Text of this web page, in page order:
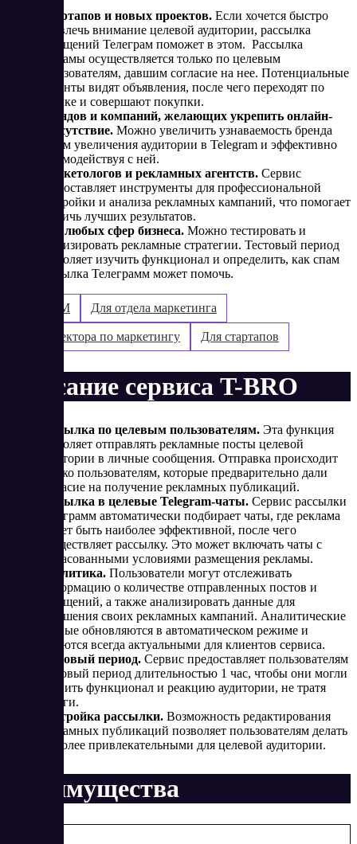
Стартапов и новых проектов. Если хочется быстро
привлечь внимание целевой аудитории, рассылка
сообщений Телеграм поможет в этом. Рассылка
рекламы осуществляется только по целевым
пользователям, давшим согласие на нее. Потенциальные
клиенты видят объявления, после чего переходят по
ссылке и совершают покупки.
Брендов и компаний, желающих укрепить онлайн-
присутствие. Можно увеличить узнаваемость бренда
путем увеличения аудитории в Telegram и эффективно
взаимодействуя с ней.
Маркетологов и рекламных агентств. Сервис
предоставляет инструменты для профессиональной
настройки и анализа рекламных кампаний, что помогает
достичь лучших результатов.
Для любых сфер бизнеса. Можно тестировать и
анализировать рекламные стратегии. Тестовый период
позволяет изучить функционал и определить, как спам
рассылка Телеграмм может помочь.
Для SMM Для отдела маркетинга
Для директора по маркетингу Для стартапов
Описание сервиса T-BRO
Рассылка по целевым пользователям. Эта функция
позволяет отправлять рекламные посты целевой
аудитории в личные сообщения. Отправка происходит
только пользователям, которые предварительно дали
согласие на получение рекламных публикаций.
Рассылка в целевые Telegram-чаты. Сервис рассылки
Телеграмм автоматически подбирает чаты, где реклама
может быть наиболее эффективной, после чего
осуществляет рассылку. Это может включать чаты с
согласованными условиями размещения рекламы.
Аналитика. Пользователи могут отслеживать
информацию о количестве отправленных постов и
сообщений, а также анализировать данные для
улучшения своих рекламных кампаний. Аналитические
данные обновляются в автоматическом режиме и
остаются всегда актуальными для клиентов сервиса.
Тестовый период. Сервис предоставляет пользователям
тестовый период длительностью 1 час, чтобы они могли
оценить функционал и реакцию аудитории, не тратя
деньги.
Настройка рассылки. Возможность редактирования
рекламных публикаций позволяет пользователям делать
их более привлекательными для целевой аудитории.
Преимущества